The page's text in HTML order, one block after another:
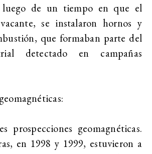
luego de un tiempo en que el
se instalaron hornos y
que formaban parte del
detectado en campañas
prospecciones geomagnéticas.
en 1998 y 1999, estuvieron a